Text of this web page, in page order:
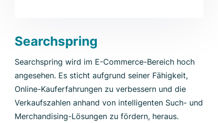
Searchspring
Searchspring wird im E-Commerce-Bereich hoch
angesehen. Es sticht aufgrund seiner Fähigkeit,
Online-Kauferfahrungen zu verbessern und die
Verkaufszahlen anhand von intelligenten Such- und
Merchandising-Lösungen zu fördern, heraus.